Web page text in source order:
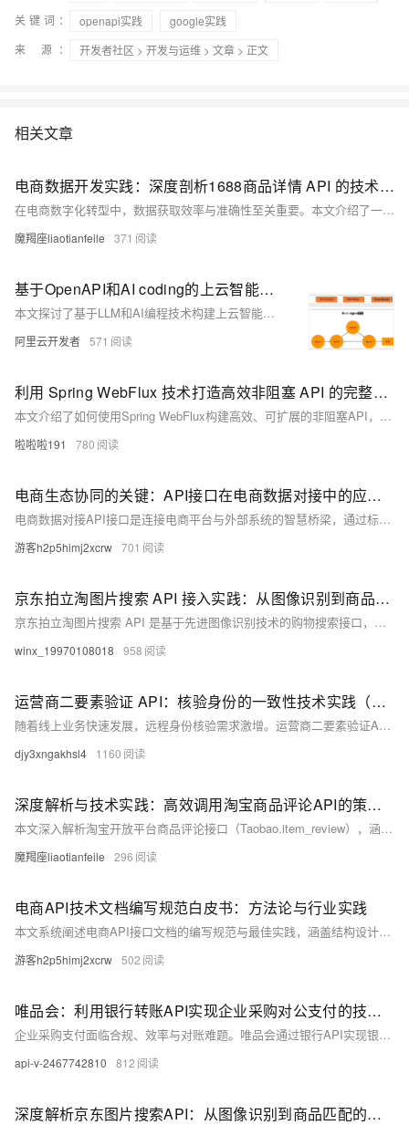
关键词： openapi实践
google实践
来 源：
开发者社区 > 开发与运维 > 文章 > 正文
相关文章
电商数据开发实践：深度剖析1688商品详情 API 的技术与应用
在电商数字化转型中，数据获取效率与准确性至关重要。本文介绍了一款高效商品详情API，具备全维度数据采集、价格库存管理、多媒体资源获取等功能，结合实际案例探讨其在电商开发中的应用价值与优势。
魔羯座liaotianfeile 371
基于OpenAPI和AI coding的上云智能体构建实践
本文探讨了基于LLM和AI编程技术构建上云智能体的实践，提出通过人在回路中设计整体流程、LLM自主决策与执行的方式，有效减少幻觉并提升任务正确率。方案在多轮迭代中逐步生成代码，解决了API参数依赖等问题，并验证了三大核心设计理念的可行性。
阿里云开发者 571
利用 Spring WebFlux 技术打造高效非阻塞 API 的完整开发方案与实践技巧
本文介绍了如何使用Spring WebFlux构建高效、可扩展的非阻塞API，涵盖响应式编程核心概念、技术方案设计及具体实现示例，适用于高并发场景下的API开发。
啦啦啦191 780
电商生态协同的关键：API接口在电商数据对接中的应用与实践
电商数据对接API接口是连接电商平台与外部系统的智慧桥梁，通过标准化协议实现商品管理、订单处理、支付结算、物流追踪及数据分析等全链路支持。本文从核心功能、对接流程、应用场景和优化策略四个方面解析其技术逻辑与实践路径。API接口助力店铺管理自动化、精准营销与跨境电商全链路管理，同时通过安全防护、性能调优与合规管理提升效能，推动电商行业向智能化、高效化发展。
游客h2p5himj2xcrw 701
京东拍立淘图片搜索 API 接入实践：从图像识别到商品匹配的技术实现
京东拍立淘图片搜索 API 是基于先进图像识别技术的购物搜索接口，支持通过上传图片、URL 或拍摄实物搜索相似商品。它利用机器学习和大数据分析，精准匹配商品特征，提供高效、便捷的搜索体验。接口覆盖京东海量商品资源，不仅支持外观、颜色等多维度比对，还结合用户行为数据实现智能推荐。请求参数包括图片 URL 或 Base64 编码，返回 JSON 格式的商品信息，如 ID、价格、链接等，助力消费者快速找到心仪商品，满足个性化需求。
winx_19970108018 958
运营商二要素验证 API：核验身份的一致性技术实践（Python示例）
随着线上业务快速发展，远程身份核验需求激增。运营商二要素验证API通过对接三大运营商实名数据，实现姓名、手机号、身份证号的一致性校验，具备权威性高、实时性强的优势，广泛应用于金融、电商、政务等领域。该接口支持高并发、低延迟调用，结合Python示例可快速集成，有效提升身份认证的安全性与效率。
djy3xngakhsl4 1160
深度解析与技术实践：高效调用淘宝商品评论API的策略与代码实现
本文深入解析淘宝开放平台商品评论接口（Taobao.item_review），涵盖接口功能、调用逻辑与实战代码，助力开发者高效获取用户评价数据，提升电商数据分析能力。
魔羯座liaotianfeile 296
电商API技术文档编写规范白皮书：方法论与行业实践
本文系统阐述电商API接口文档的编写规范与最佳实践，涵盖结构设计、技术语言、开发者体验、版本控制及质量保障等方面，助力企业提升开发效率，构建开放共赢的电商生态。
游客h2p5himj2xcrw 502
唯品会：利用银行转账API实现企业采购对公支付的技术实践
企业采购支付面临合规、效率与对账难题。唯品会通过银行API实现银企直连，构建安全高效对公支付系统，支持ISO 20022标准与多重风控，支付耗时从72小时降至90秒，错误率下降98%，推动供应链数字化升级。（236字）
api-v-2467742810 812
深度解析京东图片搜索API：从图像识别到商品匹配的算法实践